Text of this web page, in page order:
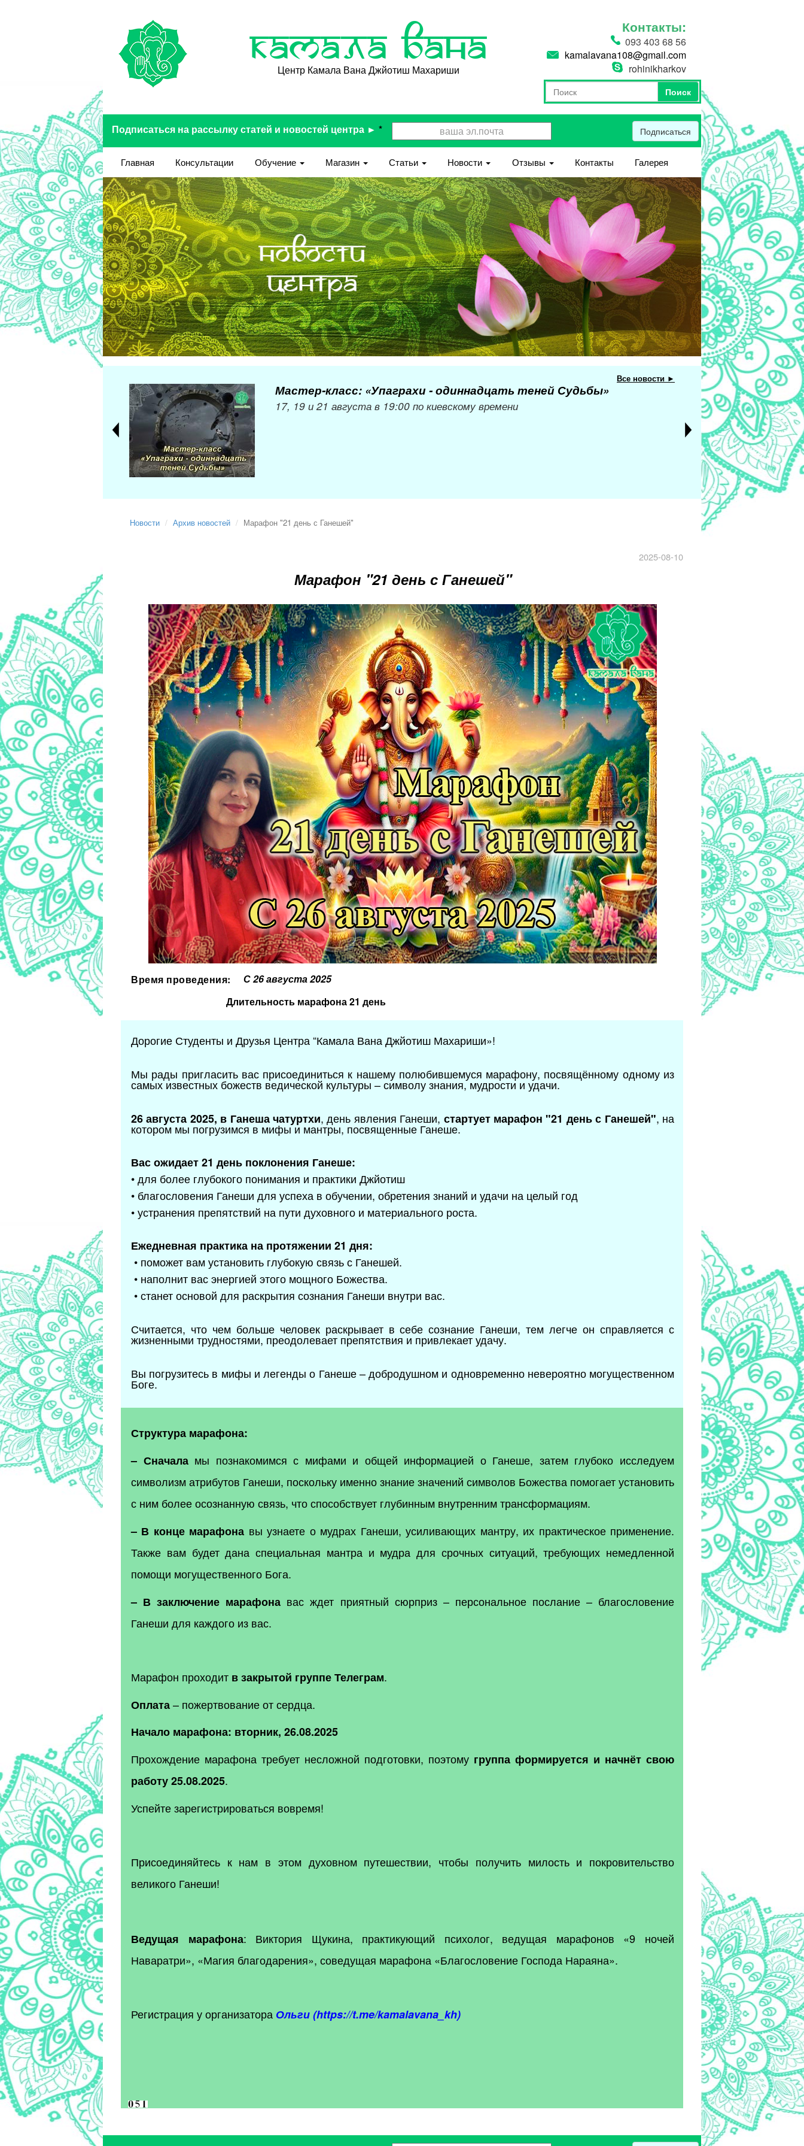
Камала Вана
Центр Камала Вана Джйотиш Махариши
Контакты:
093 403 68 56
kamalavana108@gmail.com
rohinikharkov
Форма поиска
Поиск
Поиск
Подписаться на рассылку статей и новостей центра ► * Подписаться
Главная Консультации Обучение Магазин Статьи Новости Отзывы Контакты Галерея
Все новости ►
Мастер-класс: «Упаграхи - одиннадцать теней Судьбы»
17, 19 и 21 августа в 19:00 по киевскому времени
Новости Архив новостей Марафон "21 день с Ганешей"
2025-08-10
Марафон "21 день с Ганешей"
Время проведения:
С 26 августа 2025
Длительность марафона 21 день
Дорогие Студенты и Друзья Центра “Камала Вана Джйотиш Махариши»!
Мы рады пригласить вас присоединиться к нашему полюбившемуся марафону, посвящённому одному из
самых известных божеств ведической культуры – символу знания, мудрости и удачи.
26 августа 2025, в Ганеша чатуртхи, день явления Ганеши, стартует марафон "21 день с Ганешей", на
котором мы погрузимся в мифы и мантры, посвященные Ганеше.
Вас ожидает 21 день поклонения Ганеше:
• для более глубокого понимания и практики Джйотиш
• благословения Ганеши для успеха в обучении, обретения знаний и удачи на целый год
• устранения препятствий на пути духовного и материального роста.
Ежедневная практика на протяжении 21 дня:
• поможет вам установить глубокую связь с Ганешей.
• наполнит вас энергией этого мощного Божества.
• станет основой для раскрытия сознания Ганеши внутри вас.
Считается, что чем больше человек раскрывает в себе сознание Ганеши, тем легче он справляется с
жизненными трудностями, преодолевает препятствия и привлекает удачу.
Вы погрузитесь в мифы и легенды о Ганеше – добродушном и одновременно невероятно могущественном
Боге.
Структура марафона:
– Сначаламы познакомимся с мифами и общей информацией о Ганеше, затем глубоко исследуем
символизм атрибутов Ганеши, поскольку именно знание значений символов Божества помогает установить
с ним более осознанную связь, что способствует глубинным внутренним трансформациям.
– В конце марафона вы узнаете о мудрах Ганеши, усиливающих мантру, их практическое применение.
Также вам будет дана специальная мантра и мудра для срочных ситуаций, требующих немедленной
помощи могущественного Бога.
– В заключение марафона вас ждет приятный сюрприз – персональное послание – благословение
Ганеши для каждого из вас.
Марафон проходит в закрытой группе Телеграм.
Оплата– пожертвование от сердца.
Начало марафона: вторник, 26.08.2025
Прохождение марафона требует несложной подготовки, поэтому группа формируется и начнёт свою
работу 25.08.2025.
Успейте зарегистрироваться вовремя!
Присоединяйтесь к нам в этом духовном путешествии, чтобы получить милость и покровительство
великого Ганеши!
Ведущая марафона: Виктория Щукина, практикующий психолог, ведущая марафонов «9 ночей
Наваратри», «Магия благодарения», соведущая марафона «Благословение Господа Нараяна».
Регистрация у организатора Ольги(https://t.me/kamalavana_kh)